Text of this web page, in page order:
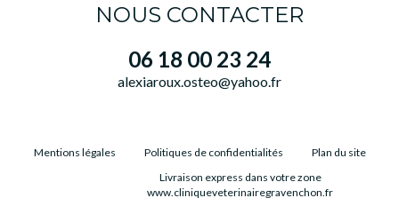
NOUS CONTACTER
06 18 00 23 24
alexiaroux.osteo@yahoo.fr
Mentions légales Politiques de confidentialités Plan du site
Livraison express dans votre zone
www.cliniqueveterinairegravenchon.fr